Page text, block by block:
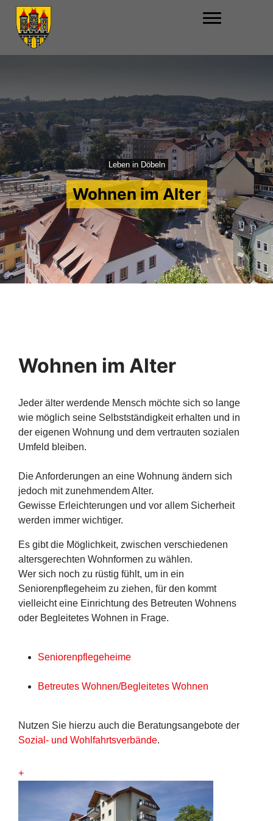
Leben in Döbeln
Wohnen im Alter
Wohnen im Alter
Jeder älter werdende Mensch möchte sich so lange
wie möglich seine Selbstständigkeit erhalten und in
der eigenen Wohnung und dem vertrauten sozialen
Umfeld bleiben.
Die Anforderungen an eine Wohnung ändern sich
jedoch mit zunehmendem Alter.
Gewisse Erleichterungen und vor allem Sicherheit
werden immer wichtiger.
Es gibt die Möglichkeit, zwischen verschiedenen
altersgerechten Wohnformen zu wählen.
Wer sich noch zu rüstig fühlt, um in ein
Seniorenpflegeheim zu ziehen, für den kommt
vielleicht eine Einrichtung des Betreuten Wohnens
oder Begleitetes Wohnen in Frage.
Seniorenpflegeheime
Betreutes Wohnen/Begleitetes Wohnen
Nutzen Sie hierzu auch die Beratungsangebote der
Sozial- und Wohlfahrtsverbände.
+